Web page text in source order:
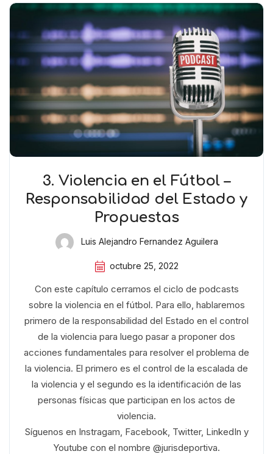
3. Violencia en el Fútbol –
Responsabilidad del Estado y
Propuestas
Luis Alejandro Fernandez Aguilera
octubre 25, 2022
Con este capítulo cerramos el ciclo de podcasts
sobre la violencia en el fútbol. Para ello, hablaremos
primero de la responsabilidad del Estado en el control
de la violencia para luego pasar a proponer dos
acciones fundamentales para resolver el problema de
la violencia. El primero es el control de la escalada de
la violencia y el segundo es la identificación de las
personas físicas que participan en los actos de
violencia.
Síguenos en Instragam, Facebook, Twitter, LinkedIn y
Youtube con el nombre @jurisdeportiva.